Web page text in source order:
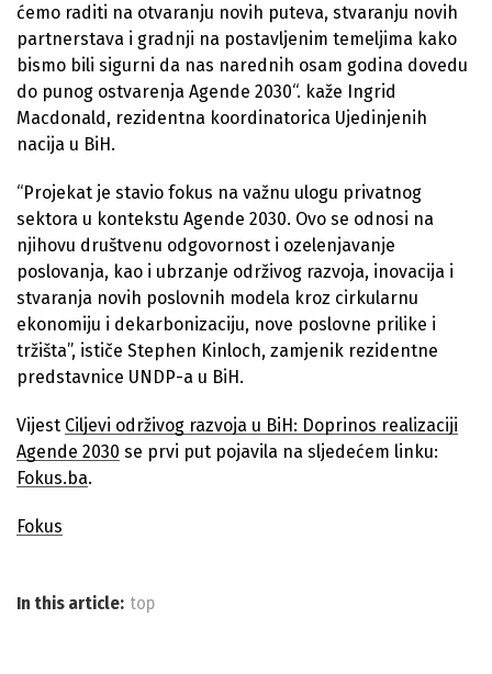
ćemo raditi na otvaranju novih puteva, stvaranju novih
partnerstava i gradnji na postavljenim temeljima kako
bismo bili sigurni da nas narednih osam godina dovedu
do punog ostvarenja Agende 2030“. kaže Ingrid
Macdonald, rezidentna koordinatorica Ujedinjenih
nacija u BiH.
“Projekat je stavio fokus na važnu ulogu privatnog
sektora u kontekstu Agende 2030. Ovo se odnosi na
njihovu društvenu odgovornost i ozelenjavanje
poslovanja, kao i ubrzanje održivog razvoja, inovacija i
stvaranja novih poslovnih modela kroz cirkularnu
ekonomiju i dekarbonizaciju, nove poslovne prilike i
tržišta”, ističe Stephen Kinloch, zamjenik rezidentne
predstavnice UNDP-a u BiH.
Vijest Ciljevi održivog razvoja u BiH: Doprinos realizaciji
Agende 2030 se prvi put pojavila na sljedećem linku:
Fokus.ba.
Fokus
In this article: top